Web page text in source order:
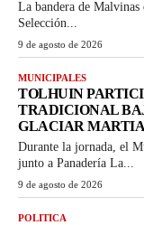
La bandera de
Selección...
9 de agosto de 2026
MUNICIPALES
TOLHUIN
TRADICIONAL
GLACIAR
Durante la jornada, el
junto a Panadería La...
9 de agosto de 2026
POLITICA